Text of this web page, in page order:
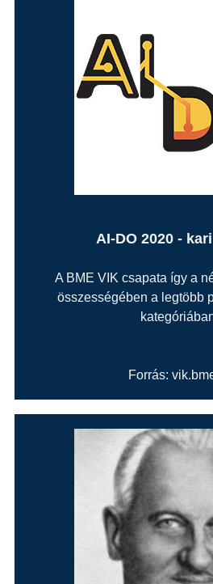
AI-DO 2020 -
A BME VIK csapata így a
összességében a legtöbb
Forrás: